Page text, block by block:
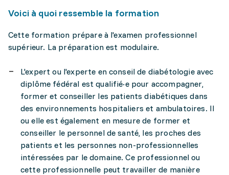
Voici à quoi ressemble la formation
Cette formation prépare à l'examen professionnel
supérieur. La préparation est modulaire.
L'expert ou l'experte en conseil de diabétologie avec
diplôme fédéral est qualifié·e pour accompagner,
former et conseiller les patients diabétiques dans
des environnements hospitaliers et ambulatoires. Il
ou elle est également en mesure de former et
conseiller le personnel de santé, les proches des
patients et les personnes non-professionnelles
intéressées par le domaine. Ce professionnel ou
cette professionnelle peut travailler de manière